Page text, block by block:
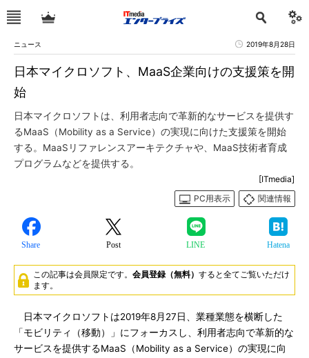
ニュース 2019年8月28日
日本マイクロソフト、MaaS企業向けの支援策を開
始
日本マイクロソフトは、利用者志向で革新的なサービスを提供す
るMaaS（Mobility as a Service）の実現に向けた支援策を開始
する。MaaSリファレンスアーキテクチャや、MaaS技術者育成
プログラムなどを提供する。
[ITmedia]
PC用表示
関連情報
Share Post LINE Hatena
この記事は会員限定です。 会員登録（無料） すると全てご覧いただけ
ます。
日本マイクロソフトは2019年8月27日、業種業態を横断した
「モビリティ（移動）」にフォーカスし、利用者志向で革新的な
サービスを提供するMaaS（Mobility as a Service）の実現に向